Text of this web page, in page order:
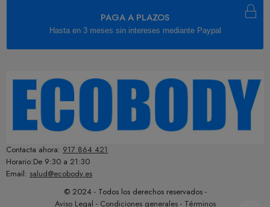
PAGA A PLAZOS
Hasta en 3 meses sin intereses mediante Paypal
Contacta ahora: 917 864 421
Horario:De 9:30 a 21:30
Email: salud@ecobody.es
© 2024 - Todos los derechos reservados -
Aviso Legal - Condiciones generales- Términos